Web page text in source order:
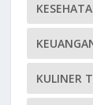
KULINER